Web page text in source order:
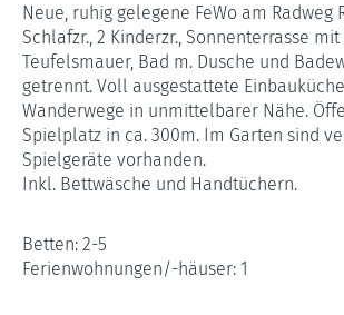
Neue, ruhig gelegene FeWo am Radweg
Schlafzr., 2 Kinderzr., Sonnenterrasse
Teufelsmauer, Bad m. Dusche und
getrennt. Voll ausgestattete
Wanderwege in unmittelbarer Nähe.
Spielplatz in ca. 300m. Im Garten sind
Spielgeräte vorhanden.
Inkl. Bettwäsche und Handtüchern.
Betten: 2-5
Ferienwohnungen/-häuser: 1